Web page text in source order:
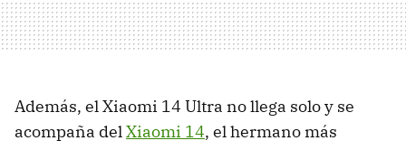
Además, el Xiaomi 14 Ultra no llega solo y se
acompaña delXiaomi 14, el hermano más